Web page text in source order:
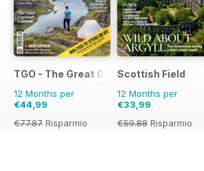
TGO - The Great Outdoors Magazine
12 Months per
€44,99
€77.87 Risparmio
Scottish Field
12 Months per
€33,99
€59.88 Risparmio